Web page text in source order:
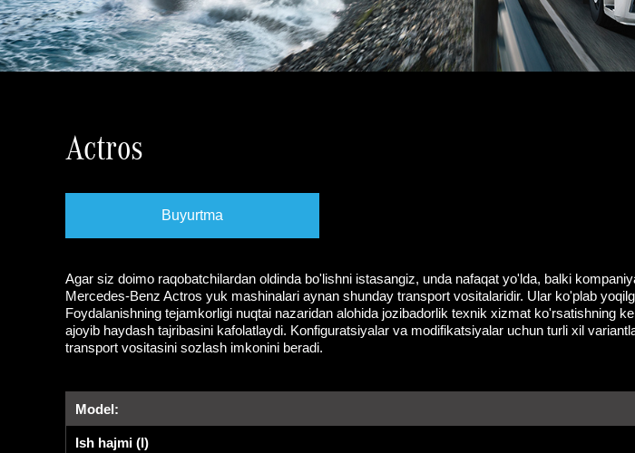
Actros
Buyurtma
Agar siz doimo raqobatchilardan oldinda bo'lishni istasangiz, unda nafaqat yo'lda, balki
Mercedes-Benz Actros yuk mashinalari aynan shunday transport vositalaridir. Ular ko'plab
Foydalanishning tejamkorligi nuqtai nazaridan alohida jozibadorlik texnik xizmat ko'rsatishning
ajoyib haydash tajribasini kafolatlaydi. Konfiguratsiyalar va modifikatsiyalar uchun turli xil
transport vositasini sozlash imkonini beradi.
Model:
Ish hajmi (l)